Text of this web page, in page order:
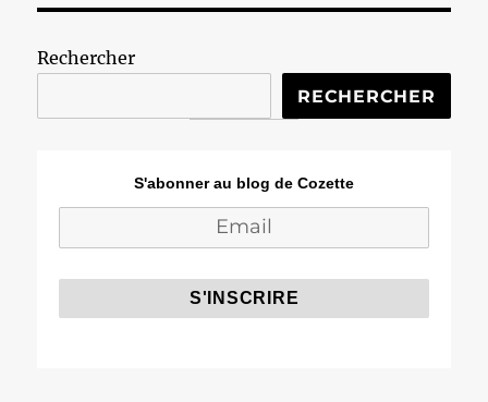
Rechercher
RECHERCHER
S'abonner au blog de Cozette